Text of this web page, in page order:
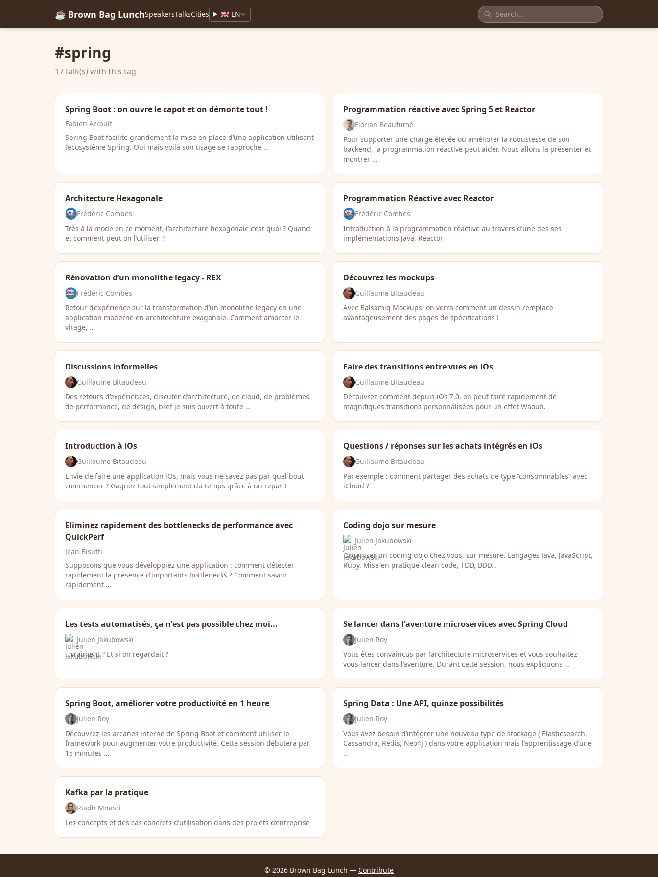
☕ Brown Bag LunchSpeakersTalksCities 🇬🇧 EN
#spring
17 talk(s) with this tag
Spring Boot : on ouvre le capot et on démonte tout !
Fabien Arrault
Spring Boot facilite grandement la mise en place d’une application utilisant
l’écosystème Spring. Oui mais voilà son usage se rapproche …
Programmation réactive avec Spring 5 et Reactor
Florian Beaufumé
Pour supporter une charge élevée ou améliorer la robustesse de son
backend, la programmation réactive peut aider. Nous allons la présenter et
montrer …
Architecture Hexagonale
Frédéric Combes
Très à la mode en ce moment, l’architecture hexagonale c’est quoi ? Quand
et comment peut on l’utiliser ?
Programmation Réactive avec Reactor
Frédéric Combes
Introduction à la programmation réactive au travers d’une des ses
implémentations Java, Reactor
Rénovation d’un monolithe legacy - REX
Frédéric Combes
Retour d’expérience sur la transformation d’un monolithe legacy en une
application moderne en architechture exagonale. Comment amorcer le
virage, …
Découvrez les mockups
Guillaume Bitaudeau
Avec Balsamiq Mockups, on verra comment un dessin remplace
avantageusement des pages de spécifications !
Discussions informelles
Guillaume Bitaudeau
Des retours d’expériences, discuter d’architecture, de cloud, de problèmes
de performance, de design, bref je suis ouvert à toute …
Faire des transitions entre vues en iOs
Guillaume Bitaudeau
Découvrez comment depuis iOs 7.0, on peut faire rapidement de
magnifiques transitions personnalisées pour un effet Waouh.
Introduction à iOs
Guillaume Bitaudeau
Envie de faire une application iOs, mais vous ne savez pas par quel bout
commencer ? Gagnez tout simplement du temps grâce à un repas !
Questions / réponses sur les achats intégrés en iOs
Guillaume Bitaudeau
Par exemple : comment partager des achats de type “consommables” avec
iCloud ?
Eliminez rapidement des bottlenecks de performance avec
QuickPerf
Jean Bisutti
Supposons que vous développiez une application : comment détecter
rapidement la présence d’importants bottlenecks ? Comment savoir
rapidement …
Coding dojo sur mesure
Julien Jakubowski
Organiser un coding dojo chez vous, sur mesure. Langages Java, JavaScript,
Ruby. Mise en pratique clean code, TDD, BDD…
Les tests automatisés, ça n'est pas possible chez moi...
Julien Jakubowski
…vraiment ? Et si on regardait ?
Se lancer dans l'aventure microservices avec Spring Cloud
Julien Roy
Vous êtes convaincus par l’architecture microservices et vous souhaitez
vous lancer dans l’aventure. Durant cette session, nous expliquons …
Spring Boot, améliorer votre productivité en 1 heure
Julien Roy
Découvrez les arcanes interne de Spring Boot et comment utiliser le
framework pour augmenter votre productivité. Cette session débutera par
15 minutes …
Spring Data : Une API, quinze possibilités
Julien Roy
Vous avez besoin d’intégrer une nouveau type de stockage ( Elasticsearch,
Cassandra, Redis, Neo4j ) dans votre application mais l’apprentissage d’une
…
Kafka par la pratique
Riadh Mnasri
Les concepts et des cas concrets d’utilisation dans des projets d’entreprise
© 2026 Brown Bag Lunch — Contribute